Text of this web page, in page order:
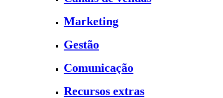
Marketing
Gestão
Comunicação
Recursos extras